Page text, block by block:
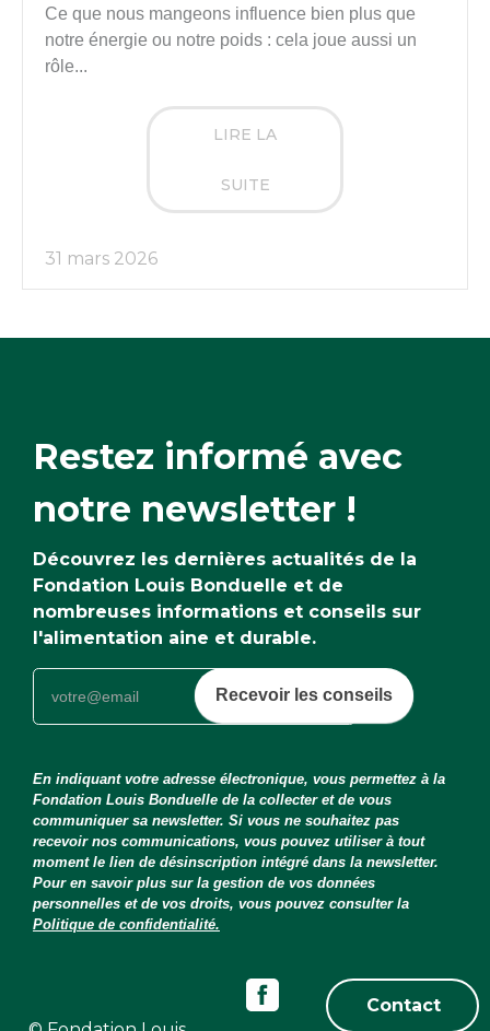
Ce que nous mangeons influence bien plus que
notre énergie ou notre poids : cela joue aussi un
rôle...
LIRE LA
SUITE
31 mars 2026
Restez informé avec
notre newsletter !
Découvrez les dernières actualités de la
Fondation Louis Bonduelle et de
nombreuses informations et conseils sur
l'alimentation aine et durable.
Recevoir les conseils
En indiquant votre adresse électronique, vous permettez à la
Fondation Louis Bonduelle de la collecter et de vous
communiquer sa newsletter. Si vous ne souhaitez pas
recevoir nos communications, vous pouvez utiliser à tout
moment le lien de désinscription intégré dans la newsletter.
Pour en savoir plus sur la gestion de vos données
personnelles et de vos droits, vous pouvez consulter la
Politique de confidentialité.
Contact